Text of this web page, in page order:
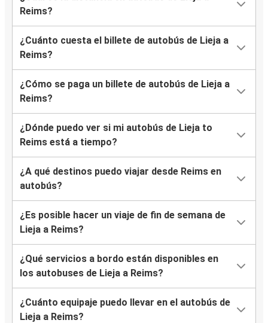
Reims?
¿Cuánto cuesta el billete de autobús de Lieja a
Reims?
¿Cómo se paga un billete de autobús de Lieja a
Reims?
¿Dónde puedo ver si mi autobús de Lieja to
Reims está a tiempo?
¿A qué destinos puedo viajar desde Reims en
autobús?
¿Es posible hacer un viaje de fin de semana de
Lieja a Reims?
¿Qué servicios a bordo están disponibles en
los autobuses de Lieja a Reims?
¿Cuánto equipaje puedo llevar en el autobús de
Lieja a Reims?